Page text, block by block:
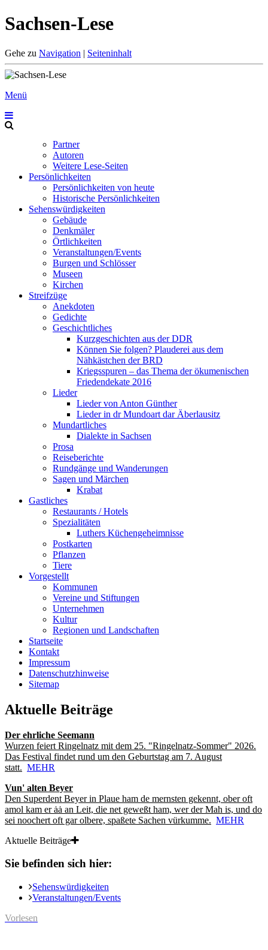
Sachsen-Lese
Gehe zu Navigation | Seiteninhalt
Menü
Partner
Autoren
Weitere Lese-Seiten
Persönlichkeiten
Persönlichkeiten von heute
Historische Persönlichkeiten
Sehenswürdigkeiten
Gebäude
Denkmäler
Örtlichkeiten
Veranstaltungen/Events
Burgen und Schlösser
Museen
Kirchen
Streifzüge
Anekdoten
Gedichte
Geschichtliches
Kurzgeschichten aus der DDR
Können Sie folgen? Plauderei aus dem
Nähkästchen der BRD
Kriegsspuren – das Thema der ökumenischen
Friedendekate 2016
Lieder
Lieder von Anton Günther
Lieder in dr Mundoart dar Äberlausitz
Mundartliches
Dialekte in Sachsen
Prosa
Reiseberichte
Rundgänge und Wanderungen
Sagen und Märchen
Krabat
Gastliches
Restaurants / Hotels
Spezialitäten
Luthers Küchengeheimnisse
Postkarten
Pflanzen
Tiere
Vorgestellt
Kommunen
Vereine und Stiftungen
Unternehmen
Kultur
Regionen und Landschaften
Startseite
Kontakt
Impressum
Datenschutzhinweise
Sitemap
Aktuelle Beiträge
Der ehrliche Seemann
Wurzen feiert Ringelnatz mit dem 25. "Ringelnatz-Sommer" 2026.
Das Festival findet rund um den Geburtstag am 7. August
statt. MEHR
Vun' alten Beyer
Den Superdent Beyer in Plaue ham de mernsten gekennt, ober oft
amol kam er ȧȧ an Leit, die net geweßt ham, wer der Mah is, und do
sei noochert oft gar olbere, spaßete Sachen vürkumme. MEHR
Aktuelle Beiträge
Sie befinden sich hier:
Sehenswürdigkeiten
Veranstaltungen/Events
Vorlesen